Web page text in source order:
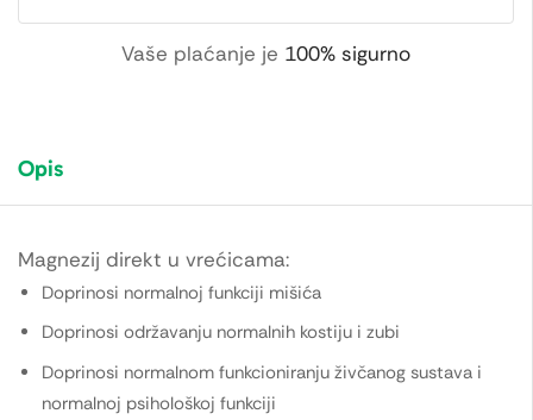
Vaše plaćanje je 100% sigurno
Opis
Magnezij direkt u vrećicama:
Doprinosi normalnoj funkciji mišića
Doprinosi održavanju normalnih kostiju i zubi
Doprinosi normalnom funkcioniranju živčanog sustava i
normalnoj psihološkoj funkciji